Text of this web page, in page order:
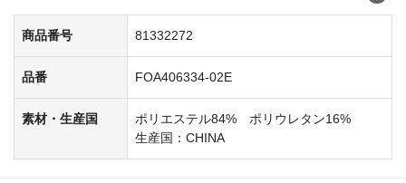
商品番号 81332272
品番 FOA406334-02E
素材・生産国
ポリエステル84% ポリウレタン16%
生産国：CHINA